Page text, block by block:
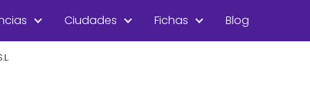
Ciudades Fichas Blog